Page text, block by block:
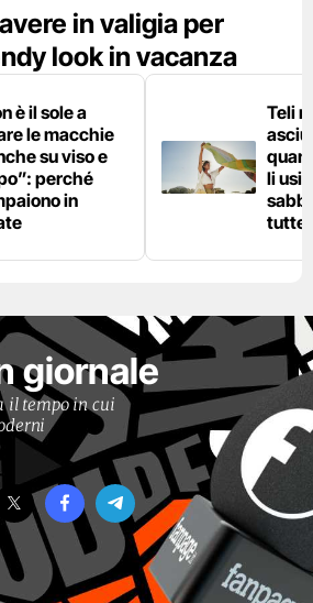
in valigia per
look in vacanza
è il sole a
le macchie
su viso e
perché
in
Teli
li
tutte
giornale
il tempo in cui